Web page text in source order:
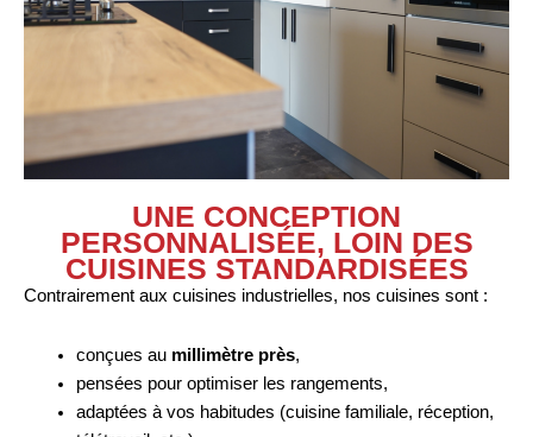
UNE CONCEPTION
PERSONNALISÉE, LOIN DES
CUISINES STANDARDISÉES
Contrairement aux cuisines industrielles, nos cuisines sont :
conçues au millimètre près,
pensées pour optimiser les rangements,
adaptées à vos habitudes (cuisine familiale, réception,